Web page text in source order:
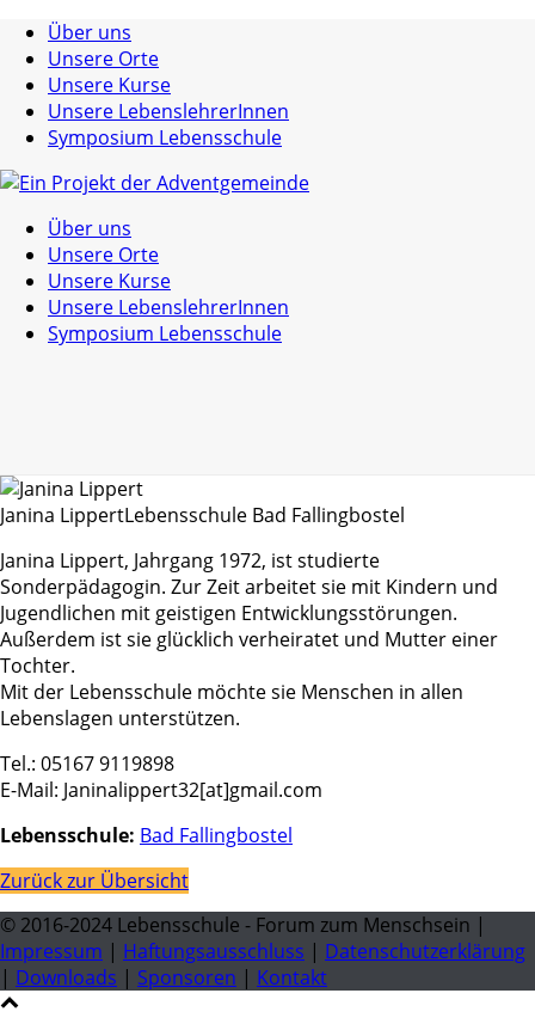
Über uns
Unsere Orte
Unsere Kurse
Unsere LebenslehrerInnen
Symposium Lebensschule
Über uns
Unsere Orte
Unsere Kurse
Unsere LebenslehrerInnen
Symposium Lebensschule
Janina LippertLebensschule Bad Fallingbostel
Janina Lippert, Jahrgang 1972, ist studierte
Sonderpädagogin. Zur Zeit arbeitet sie mit Kindern und
Jugendlichen mit geistigen Entwicklungsstörungen.
Außerdem ist sie glücklich verheiratet und Mutter einer
Tochter.
Mit der Lebensschule möchte sie Menschen in allen
Lebenslagen unterstützen.
Tel.: 05167 9119898
E-Mail: Janinalippert32[at]gmail.com
Lebensschule: Bad Fallingbostel
Zurück zur Übersicht
© 2016-2024 Lebensschule - Forum zum Menschsein |
Impressum | Haftungsausschluss | Datenschutzerklärung
| Downloads | Sponsoren | Kontakt